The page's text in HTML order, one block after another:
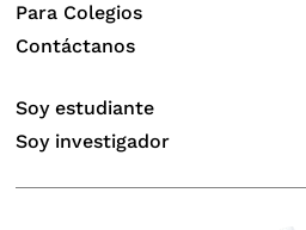
Para Colegios
Contáctanos
Soy estudiante
Soy investigador